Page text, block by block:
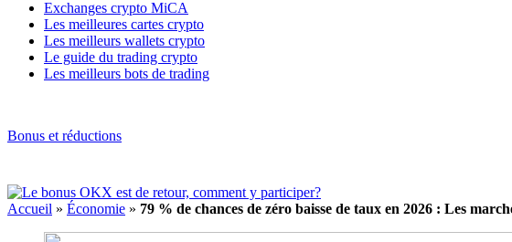
Exchanges crypto MiCA
Les meilleures cartes crypto
Les meilleurs wallets crypto
Le guide du trading crypto
Les meilleurs bots de trading
Bonus et réductions
Accueil » Économie » 79 % de chances de zéro baisse de taux en 2026 : Les